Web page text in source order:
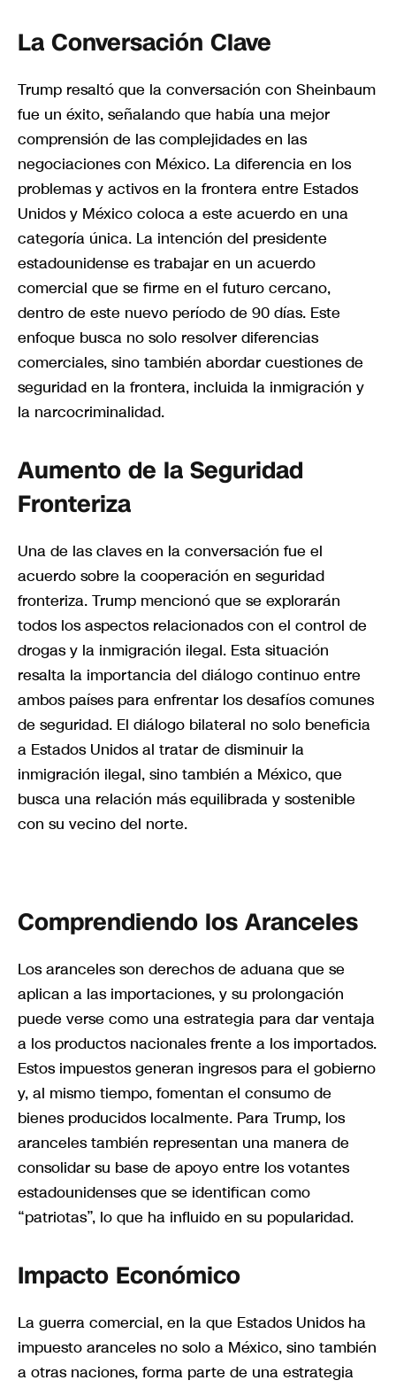
La Conversación Clave
Trump resaltó que la conversación con Sheinbaum
fue un éxito, señalando que había una mejor
comprensión de las complejidades en las
negociaciones con México. La diferencia en los
problemas y activos en la frontera entre Estados
Unidos y México coloca a este acuerdo en una
categoría única. La intención del presidente
estadounidense es trabajar en un acuerdo
comercial que se firme en el futuro cercano,
dentro de este nuevo período de 90 días. Este
enfoque busca no solo resolver diferencias
comerciales, sino también abordar cuestiones de
seguridad en la frontera, incluida la inmigración y
la narcocriminalidad.
Aumento de la Seguridad
Fronteriza
Una de las claves en la conversación fue el
acuerdo sobre la cooperación en seguridad
fronteriza. Trump mencionó que se explorarán
todos los aspectos relacionados con el control de
drogas y la inmigración ilegal. Esta situación
resalta la importancia del diálogo continuo entre
ambos países para enfrentar los desafíos comunes
de seguridad. El diálogo bilateral no solo beneficia
a Estados Unidos al tratar de disminuir la
inmigración ilegal, sino también a México, que
busca una relación más equilibrada y sostenible
con su vecino del norte.
Comprendiendo los Aranceles
Los aranceles son derechos de aduana que se
aplican a las importaciones, y su prolongación
puede verse como una estrategia para dar ventaja
a los productos nacionales frente a los importados.
Estos impuestos generan ingresos para el gobierno
y, al mismo tiempo, fomentan el consumo de
bienes producidos localmente. Para Trump, los
aranceles también representan una manera de
consolidar su base de apoyo entre los votantes
estadounidenses que se identifican como
“patriotas”, lo que ha influido en su popularidad.
Impacto Económico
La guerra comercial, en la que Estados Unidos ha
impuesto aranceles no solo a México, sino también
a otras naciones, forma parte de una estrategia